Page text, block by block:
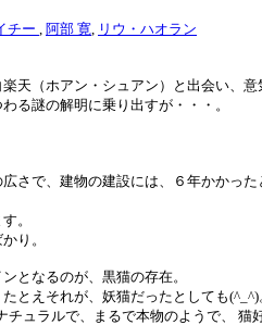
チー , 阿部 寛, リウ・ハオラン
天（ホアン・シュアン）と出会い、意
る謎の解明に乗り出すが・・・。
さで、建物の建設には、６年かかった
。
り。
となるのが、黒猫の存在。
とえそれが、妖猫だったとしても(^_^)
チュラルで、まるで本物のようで、 猫